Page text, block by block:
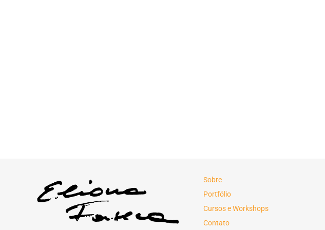
Sobre
Portfólio
Cursos e Workshops
Contato